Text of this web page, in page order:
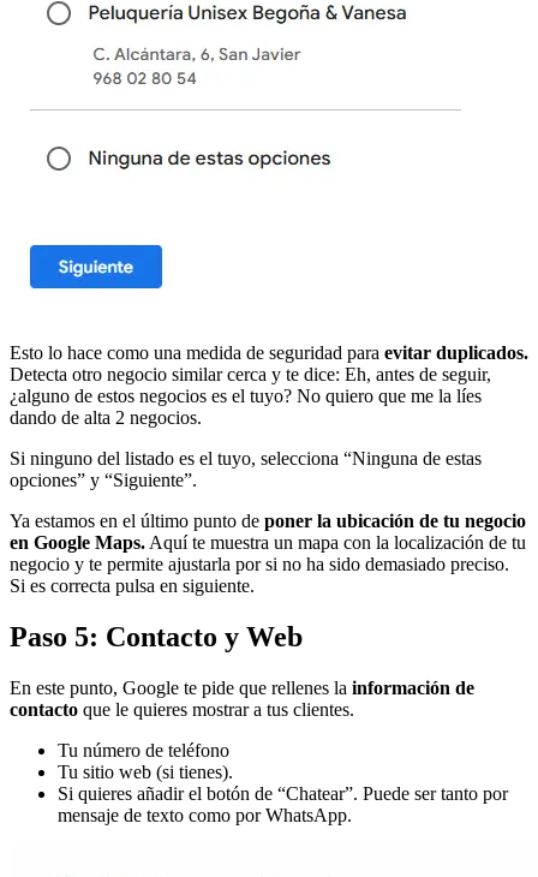
Esto lo hace como una medida de seguridad para evitar duplicados.
Detecta otro negocio similar cerca y te dice: Eh, antes de seguir,
¿alguno de estos negocios es el tuyo? No quiero que me la líes
dando de alta 2 negocios.
Si ninguno del listado es el tuyo, selecciona “Ninguna de estas
opciones” y “Siguiente”.
Ya estamos en el último punto de poner la ubicación de tu negocio
en Google Maps. Aquí te muestra un mapa con la localización de tu
negocio y te permite ajustarla por si no ha sido demasiado preciso.
Si es correcta pulsa en siguiente.
Paso 5: Contacto y Web
En este punto, Google te pide que rellenes la información de
contacto que le quieres mostrar a tus clientes.
Tu número de teléfono
Tu sitio web (si tienes).
Si quieres añadir el botón de “Chatear”. Puede ser tanto por
mensaje de texto como por WhatsApp.